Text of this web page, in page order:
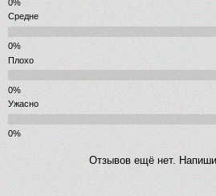
Средне
Плохо
Ужасно
Отзывов ещё нет.